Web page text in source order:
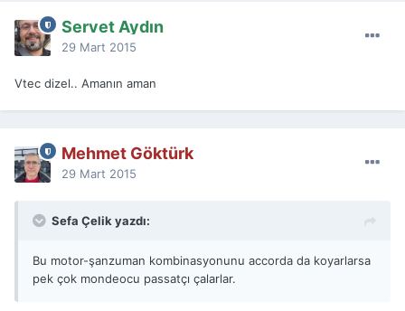
Servet Aydın
29 Mart 2015
Vtec dizel.. Amanın aman
Mehmet Göktürk
29 Mart 2015
Sefa Çelik yazdı:
Bu motor-şanzuman kombinasyonunu accorda da koyarlarsa
pek çok mondeocu passatçı çalarlar.